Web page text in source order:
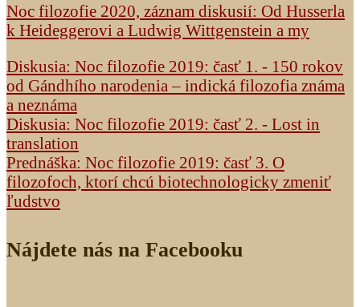
Noc filozofie 2020, záznam diskusií: Od Husserla
k Heideggerovi a Ludwig Wittgenstein a my
Diskusia: Noc filozofie 2019: časť 1. - 150 rokov
od Gándhího narodenia – indická filozofia známa
a neznáma
Diskusia: Noc filozofie 2019: časť 2. - Lost in
translation
Prednáška: Noc filozofie 2019: časť 3. O
filozofoch, ktorí chcú biotechnologicky zmeniť
ľudstvo
Nájdete nás na Facebooku